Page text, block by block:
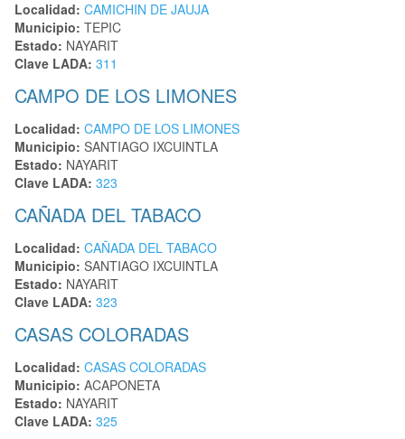
Localidad: CAMICHIN DE JAUJA
Municipio: TEPIC
Estado: NAYARIT
Clave LADA: 311
CAMPO DE LOS LIMONES
Localidad: CAMPO DE LOS LIMONES
Municipio: SANTIAGO IXCUINTLA
Estado: NAYARIT
Clave LADA: 323
CAÑADA DEL TABACO
Localidad: CAÑADA DEL TABACO
Municipio: SANTIAGO IXCUINTLA
Estado: NAYARIT
Clave LADA: 323
CASAS COLORADAS
Localidad: CASAS COLORADAS
Municipio: ACAPONETA
Estado: NAYARIT
Clave LADA: 325